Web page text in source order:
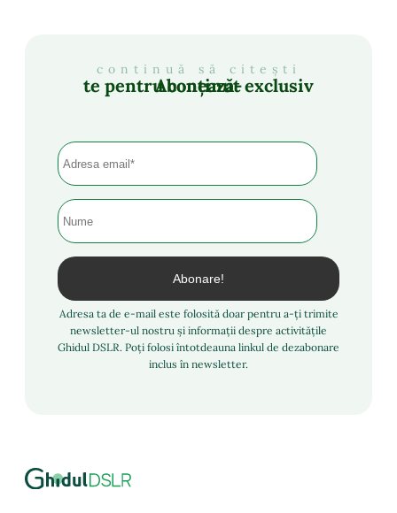
continuă să citești
Abonează-te pentru conținut exclusiv
Adresa ta de e-mail este folosită doar pentru a-ți trimite
newsletter-ul nostru și informații despre activitățile
Ghidul DSLR. Poți folosi întotdeauna linkul de dezabonare
inclus în newsletter.